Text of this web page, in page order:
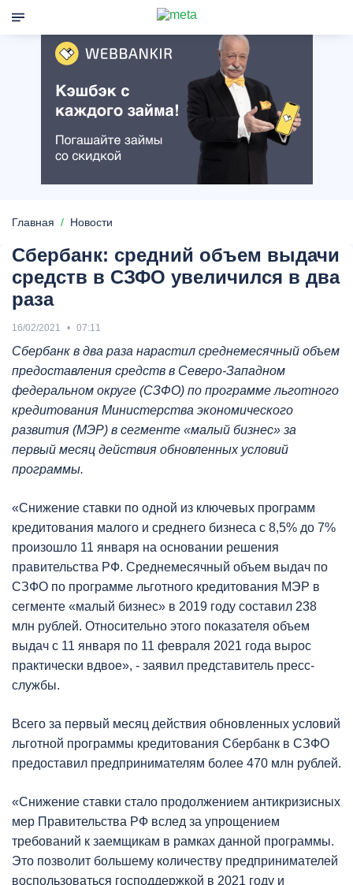
Главная Новости
Сбербанк: средний объем выдачи
средств в СЗФО увеличился в два
раза
16/02/2021 07:11
Сбербанк в два раза нарастил среднемесячный объем
предоставления средств в Северо-Западном
федеральном округе (СЗФО) по программе льготного
кредитования Министерства экономического
развития (МЭР) в сегменте «малый бизнес» за
первый месяц действия обновленных условий
программы.
«Снижение ставки по одной из ключевых программ
кредитования малого и среднего бизнеса с 8,5% до 7%
произошло 11 января на основании решения
правительства РФ. Среднемесячный объем выдач по
СЗФО по программе льготного кредитования МЭР в
сегменте «малый бизнес» в 2019 году составил 238
млн рублей. Относительно этого показателя объем
выдач с 11 января по 11 февраля 2021 года вырос
практически вдвое», - заявил представитель пресс-
службы.
Всего за первый месяц действия обновленных условий
льготной программы кредитования Сбербанк в СЗФО
предоставил предпринимателям более 470 млн рублей.
«Снижение ставки стало продолжением антикризисных
мер Правительства РФ вслед за упрощением
требований к заемщикам в рамках данной программы.
Это позволит большему количеству предпринимателей
воспользоваться господдержкой в 2021 году и